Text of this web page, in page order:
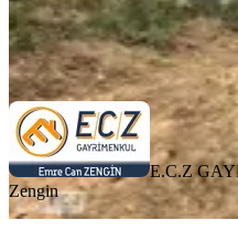
E.C.Z GAYRİMENKUL
Ara
E.C.Z
Zengin